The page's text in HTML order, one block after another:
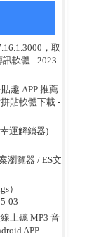
，取
訊軟體 - 2023-
趣 APP 推薦
貼軟體下載-
運解鎖器)
瀏覽器 / ES文
）
03
上聽 MP3 音
APP-